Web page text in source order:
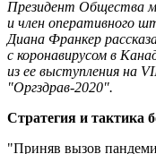
Президент Общества
и член оперативного
Диана Франкер
с коронавирусом в
из ее выступления на
"Оргздрав-2020".
Стратегия и тактика
"Приняв вызов